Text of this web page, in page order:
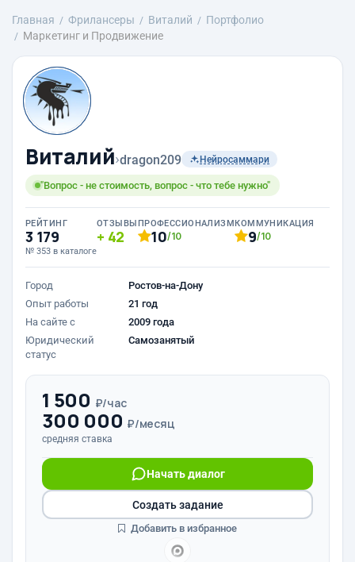
Главная Фрилансеры Виталий
Портфолио
Маркетинг и Продвижение
Виталий›dragon209 Нейросаммари
"Вопрос - не стоимость, вопрос - что тебе нужно"
РЕЙТИНГ
3 179
№ 353 в каталоге
ОТЗЫВЫ
42
ПРОФЕССИОНАЛИЗМ
10/10
КОММУНИКАЦИЯ
9/10
Город
Ростов-на-Дону
Опыт работы
21 год
На сайте с
2009 года
Юридический
статус
Самозанятый
1 500 ₽/час
300 000 ₽/месяц
средняя ставка
Начать диалог
Создать задание
Добавить в избранное